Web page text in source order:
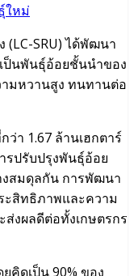
ใหม่
(LC-SRU) ได้พัฒนา
ป็นพันธุ์อ้อยชั้นนำของ
ามหวานสูง ทนทานต่อ
า 1.67 ล้านเฮกตาร์
รปรับปรุงพันธุ์อ้อย
สมดุลกัน การพัฒนา
ะสิทธิภาพและความ
งผลดีต่อทั้งเกษตรกร
คิดเป็น 90% ของ